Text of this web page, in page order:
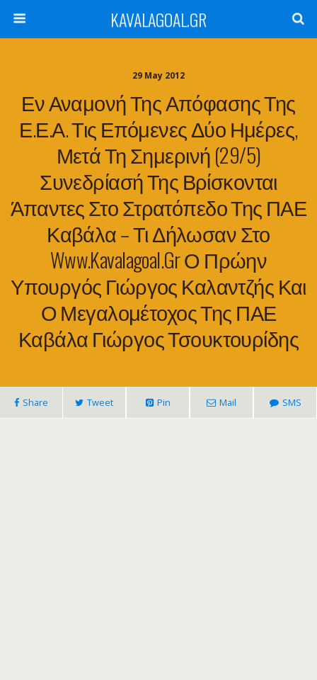
KAVALAGOAL.GR
29 May 2012
Εν Αναμονή Της Απόφασης Της
Ε.Ε.Α. Τις Επόμενες Δύο Ημέρες,
Μετά Τη Σημερινή (29/5)
Συνεδρίασή Της Βρίσκονται
Άπαντες Στο Στρατόπεδο Της ΠΑΕ
Καβάλα – Τι Δήλωσαν Στο
Www.kavalagoal.gr Ο Πρώην
Υπουργός Γιώργος Καλαντζής Και
Ο Μεγαλομέτοχος Της ΠΑΕ
Καβάλα Γιώργος Τσουκτουρίδης
Share Tweet Pin Mail SMS